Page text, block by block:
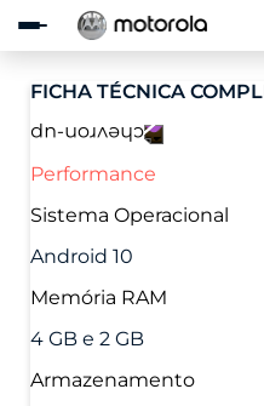
Observação:
este
site
um
sistema
acessibilidade.
FICHA TÉCNICA
Performance
Sistema Operacional
Android 10
Memória RAM
4 GB e 2 GB
Armazenamento